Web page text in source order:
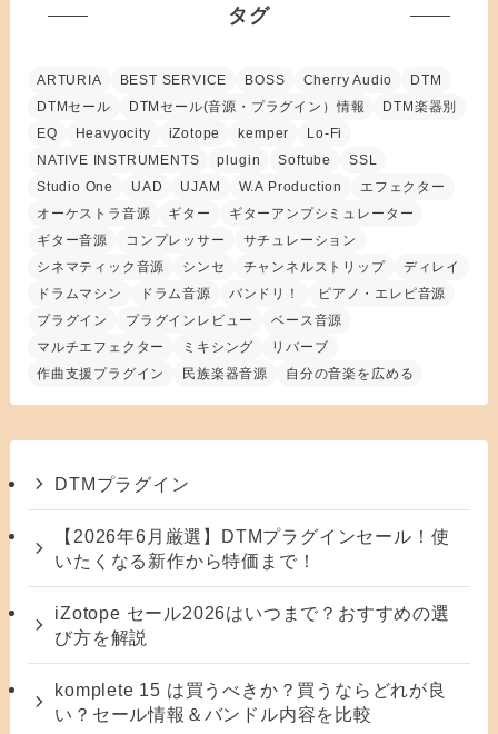
タグ
ARTURIA BEST SERVICE BOSS Cherry Audio
DTM
DTMセール
DTMセール(音源・プラグイン）情報
DTM楽器別
EQ
Heavyocity iZotope kemper
Lo-Fi
NATIVE INSTRUMENTS
plugin Softube
SSL
Studio One
UAD UJAM W.A Production
エフェクター
オーケストラ音源
ギター
ギターアンプシミュレーター
ギター音源
コンプレッサー
サチュレーション
シネマティック音源
シンセ チャンネルストリップ
ディレイ
ドラムマシン
ドラム音源 バンドリ！
ピアノ・エレピ音源
プラグイン
プラグインレビュー
ベース音源
マルチエフェクター
ミキシング
リバーブ
作曲支援プラグイン
民族楽器音源 自分の音楽を広める
DTMプラグイン
【2026年6月厳選】DTMプラグインセール！使
いたくなる新作から特価まで！
iZotope セール2026はいつまで？おすすめの選
び方を解説
komplete 15 は買うべきか？買うならどれが良
い？セール情報＆バンドル内容を比較